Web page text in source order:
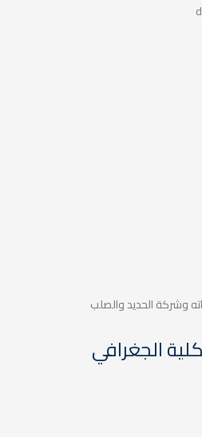
وشركة الحديد والصلب
الجغرافي